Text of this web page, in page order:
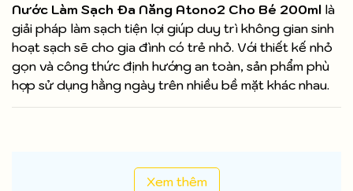
Nước Làm Sạch Đa Năng Atono2 Cho Bé 200ml là
giải pháp làm sạch tiện lợi giúp duy trì không gian sinh
hoạt sạch sẽ cho gia đình có trẻ nhỏ. Với thiết kế nhỏ
gọn và công thức định hướng an toàn, sản phẩm phù
hợp sử dụng hằng ngày trên nhiều bề mặt khác nhau.
Xem thêm